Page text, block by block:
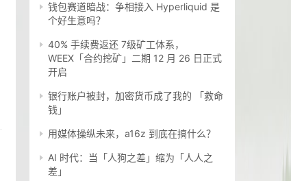
钱包赛道暗战：争相接入 Hyperliquid 是
个好生意吗？
40% 手续费返还 7级矿工体系，
WEEX「合约挖矿」二期 12 月 26 日正式
开启
银行账户被封，加密货币成了我的 「救命
钱」
用媒体操纵未来，a16z 到底在搞什么？
AI 时代：当「人狗之差」缩为「人人之
差」